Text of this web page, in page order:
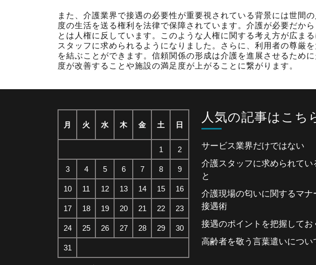
また、介護業界で接遇の必要性が重要視されている背景には世間
度の生活を送る権利を法律で保障されています。介護が必要だか
とは人権に反しています。このような人権に関する考え方が広ま
スタッフに求められるようになりました。さらに、利用者の尊厳
を結ぶことができます。信頼関係の形成は介護を進展させるため
度が改善することや施設の満足度が上がることに繋がります。
月 火 水 木 金 土 日
1 2
3 4 5 6 7 8 9
10 11 12 13 14 15 16
17 18 19 20 21 22 23
24 25 26 27 28 29 30
31
人気の記事はこち
サービス業界だけではない
介護スタッフに求められてい
と
介護現場の匂いに関するマナ
接遇術
接遇のポイントを把握してお
高齢者を敬う言葉遣いについ